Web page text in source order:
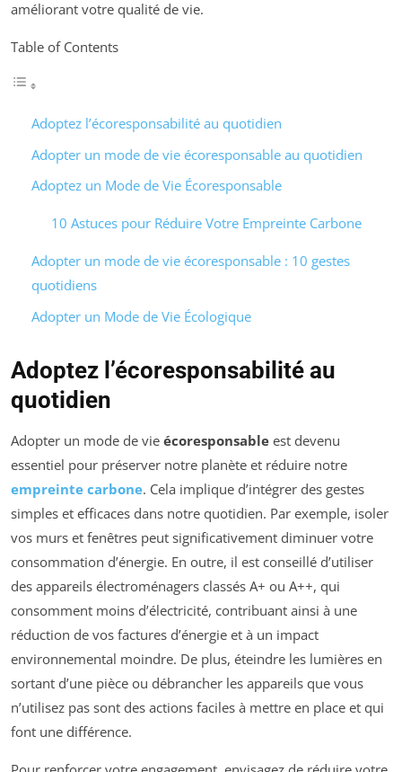
améliorant votre qualité de vie.
Table of Contents
Adoptez l’écoresponsabilité au quotidien
Adopter un mode de vie écoresponsable au quotidien
Adoptez un Mode de Vie Écoresponsable
10 Astuces pour Réduire Votre Empreinte Carbone
Adopter un mode de vie écoresponsable : 10 gestes
quotidiens
Adopter un Mode de Vie Écologique
Adoptez l’écoresponsabilité au
quotidien
Adopter un mode de vie écoresponsable est devenu
essentiel pour préserver notre planète et réduire notre
empreinte carbone. Cela implique d’intégrer des gestes
simples et efficaces dans notre quotidien. Par exemple, isoler
vos murs et fenêtres peut significativement diminuer votre
consommation d’énergie. En outre, il est conseillé d’utiliser
des appareils électroménagers classés A+ ou A++, qui
consomment moins d’électricité, contribuant ainsi à une
réduction de vos factures d’énergie et à un impact
environnemental moindre. De plus, éteindre les lumières en
sortant d’une pièce ou débrancher les appareils que vous
n’utilisez pas sont des actions faciles à mettre en place et qui
font une différence.